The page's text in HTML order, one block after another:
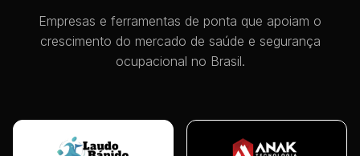
Empresas e ferramentas de ponta que apoiam o
crescimento do mercado de saúde e segurança
ocupacional no Brasil.